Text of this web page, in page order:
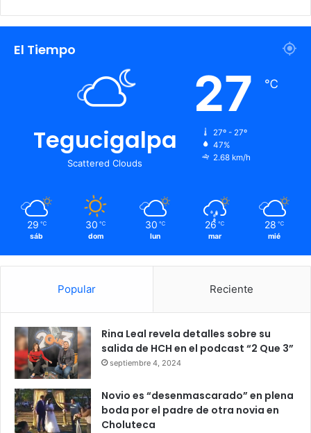
El Tiempo
Tegucigalpa
Scattered Clouds
27 ℃
27º - 27º
47%
2.68 km/h
29 ℃
sáb
30 ℃
dom
30 ℃
lun
26 ℃
mar
28 ℃
mié
Popular Reciente
Rina Leal revela detalles sobre su
salida de HCH en el podcast “2 Que 3”
septiembre 4, 2024
Novio es “desenmascarado” en plena
boda por el padre de otra novia en
Choluteca